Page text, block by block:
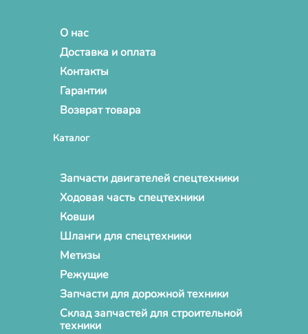
О нас
Доставка и оплата
Контакты
Гарантии
Возврат товара
Каталог
Запчасти двигателей спецтехники
Ходовая часть спецтехники
Ковши
Шланги для спецтехники
Метизы
Режущие
Запчасти для дорожной техники
Склад запчастей для строительной
техники